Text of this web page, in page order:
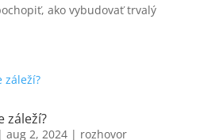
ako vybudovať trvalý
záleží?
aug 2, 2024| rozhovor